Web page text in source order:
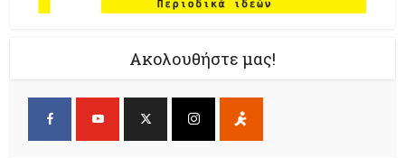
Ακολουθήστε μας!